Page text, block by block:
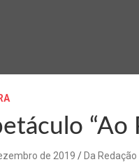
de 2019 Da Redação